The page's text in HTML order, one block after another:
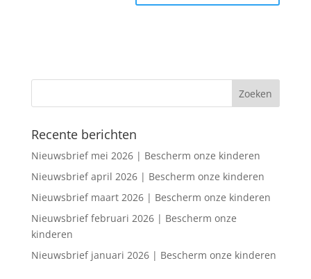
Recente berichten
Nieuwsbrief mei 2026 | Bescherm onze kinderen
Nieuwsbrief april 2026 | Bescherm onze kinderen
Nieuwsbrief maart 2026 | Bescherm onze kinderen
Nieuwsbrief februari 2026 | Bescherm onze
kinderen
Nieuwsbrief januari 2026 | Bescherm onze kinderen